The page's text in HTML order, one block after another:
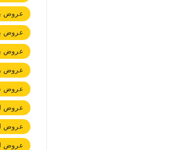
عروض
عروض
عروض
عروض
عروض
عروض
عروض
عروض